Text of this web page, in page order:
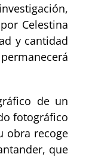
Celestina
y cantidad
de un
fotográfico
obra recoge
que